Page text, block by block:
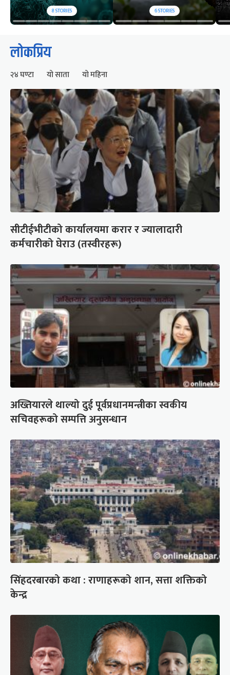
8STORIES 6STORIES
लोकप्रिय
२४ घण्टा यो साता यो महिना
सीटीईभीटीको कार्यालयमा करार र ज्यालादारी
कर्मचारीको घेराउ (तस्वीरहरू)
अख्तियारले थाल्यो दुई पूर्वप्रधानमन्त्रीका स्वकीय
सचिवहरूको सम्पत्ति अनुसन्धान
सिंहदरबारको कथा : राणाहरूको शान, सत्ता शक्तिको
केन्द्र